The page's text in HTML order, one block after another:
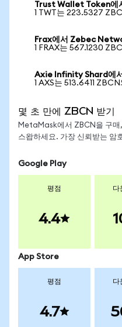
Trust Wallet Token
1 TWT는 223.5327
Frax에서 Zebec
1 FRAX는 567.1230
Axie Infinity Shard에
1 AXS는 513.6411
몇 초 만에 ZBCN 받기
MetaMask에서 ZBCN을 구매
스왑하세요. 가장 신뢰받는 암
Google Play
평점
4.4
다
App Store
평점
4.7
다